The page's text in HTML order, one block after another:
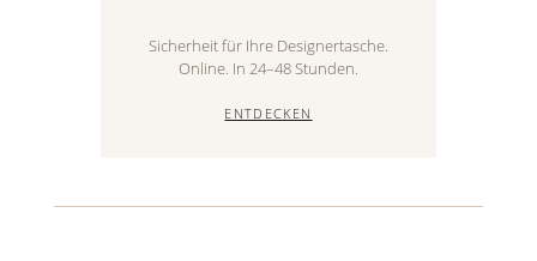
Sicherheit für Ihre Designertasche.
Online. In 24–48 Stunden.
ENTDECKEN